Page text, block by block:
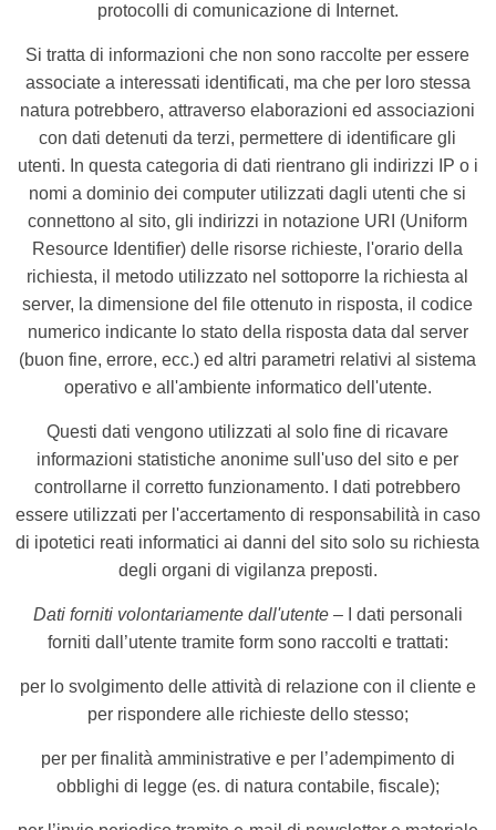
protocolli di comunicazione di Internet.
Si tratta di informazioni che non sono raccolte per essere
associate a interessati identificati, ma che per loro stessa
natura potrebbero, attraverso elaborazioni ed associazioni
con dati detenuti da terzi, permettere di identificare gli
utenti. In questa categoria di dati rientrano gli indirizzi IP o i
nomi a dominio dei computer utilizzati dagli utenti che si
connettono al sito, gli indirizzi in notazione URI (Uniform
Resource Identifier) delle risorse richieste, l'orario della
richiesta, il metodo utilizzato nel sottoporre la richiesta al
server, la dimensione del file ottenuto in risposta, il codice
numerico indicante lo stato della risposta data dal server
(buon fine, errore, ecc.) ed altri parametri relativi al sistema
operativo e all'ambiente informatico dell'utente.
Questi dati vengono utilizzati al solo fine di ricavare
informazioni statistiche anonime sull'uso del sito e per
controllarne il corretto funzionamento. I dati potrebbero
essere utilizzati per l'accertamento di responsabilità in caso
di ipotetici reati informatici ai danni del sito solo su richiesta
degli organi di vigilanza preposti.
Dati forniti volontariamente dall'utente –
I dati personali
forniti dall’utente tramite form sono raccolti e trattati:
per lo svolgimento delle attività di relazione con il cliente e
per rispondere alle richieste dello stesso;
per per finalità amministrative e per l’adempimento di
obblighi di legge (es. di natura contabile, fiscale);